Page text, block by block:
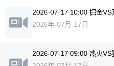
2026-07-17 10:00 掘金VS
2026年-07月-17日
2026-07-17 09:00 热火VS